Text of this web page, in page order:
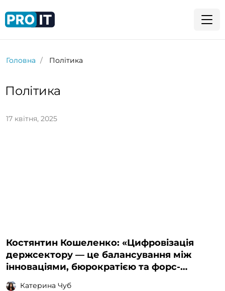
Головна Політика
Політика
17 квітня, 2025
Костянтин Кошеленко: «Цифровізація
держсектору — це балансування між
інноваціями, бюрократією та форс-
мажорами»
Катерина Чуб